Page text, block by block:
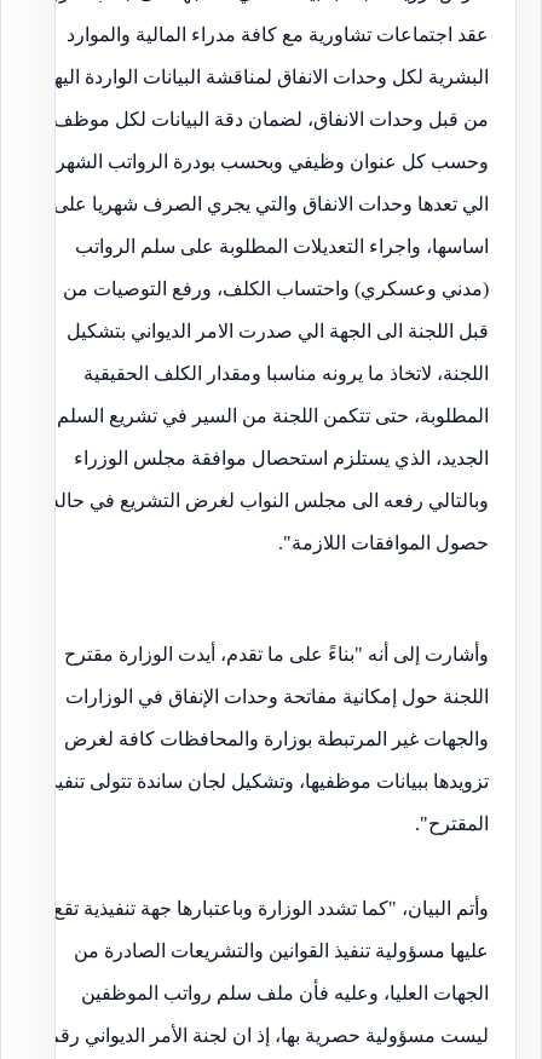
عقد اجتماعات تشاورية مع كافة مدراء المالية والموارد
البشرية لكل وحدات الانفاق لمناقشة البيانات الواردة اليها
من قبل وحدات الانفاق، لضمان دقة البيانات لكل موظف
وحسب كل عنوان وظيفي وبحسب بودرة الرواتب الشهرية
الي تعدها وحدات الانفاق والتي يجري الصرف شهريا على
اساسها، واجراء التعديلات المطلوبة على سلم الرواتب
(مدني وعسكري) واحتساب الكلف، ورفع التوصيات من
قبل اللجنة الى الجهة الي صدرت الامر الديواني بتشكيل
اللجنة، لاتخاذ ما يرونه مناسبا ومقدار الكلف الحقيقية
المطلوبة، حتى تتكمن اللجنة من السير في تشريع السلم
الجديد، الذي يستلزم استحصال موافقة مجلس الوزراء
وبالتالي رفعه الى مجلس النواب لغرض التشريع في حاله
حصول الموافقات اللازمة".
وأشارت إلى أنه "بناءً على ما تقدم، أيدت الوزارة مقترح
اللجنة حول إمكانية مفاتحة وحدات الإنفاق في الوزارات
والجهات غير المرتبطة بوزارة والمحافظات كافة لغرض
تزويدها ببيانات موظفيها، وتشكيل لجان ساندة تتولى تنفيذ
المقترح".
وأتم البيان، "كما تشدد الوزارة وباعتبارها جهة تنفيذية تقع
عليها مسؤولية تنفيذ القوانين والتشريعات الصادرة من
الجهات العليا، وعليه فأن ملف سلم رواتب الموظفين
ليست مسؤولية حصرية بها، إذ ان لجنة الأمر الديواني رقم